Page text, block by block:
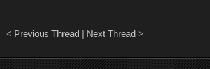
< Previous Thread| Next Thread>